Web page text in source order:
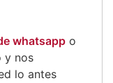
whatsapp o
y nos
lo antes